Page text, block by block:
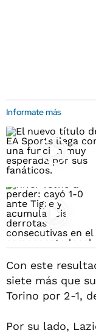
Informate más
Con este
siete más que
Torino por 2-1,
Por su lado,